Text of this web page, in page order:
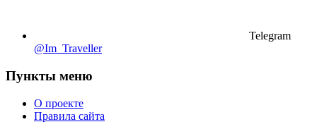
Telegram
@Im_Traveller
Пункты меню
О проекте
Правила сайта